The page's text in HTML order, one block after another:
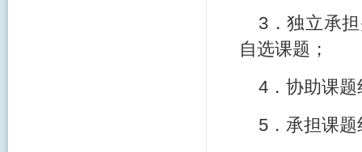
3．独立承
自选课题；
4．协助课
5．承担课